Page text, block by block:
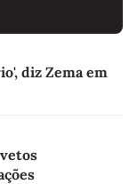
diz Zema em